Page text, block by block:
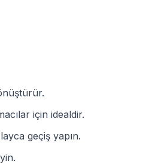
için idealdir.
geçiş yapın.